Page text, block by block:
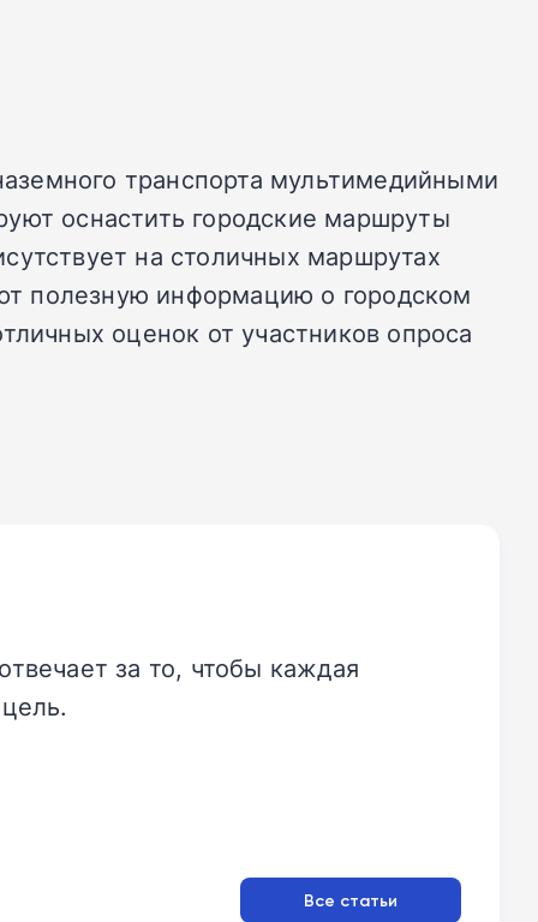
транспорта мультимедийными
оснастить городские маршруты
на столичных маршрутах
полезную информацию о городском
оценок от участников опроса
за то, чтобы каждая
Все статьи